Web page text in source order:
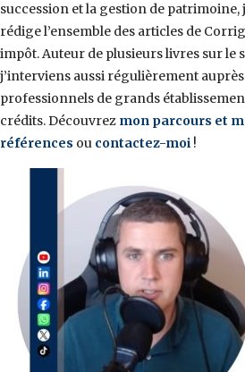
succession et la gestion de patrimoine,
rédige l’ensemble des articles de
impôt. Auteur de plusieurs livres sur le
j’interviens aussi régulièrement
professionnels de grands
crédits. Découvrez mon parcours et
références ou contactez-moi!